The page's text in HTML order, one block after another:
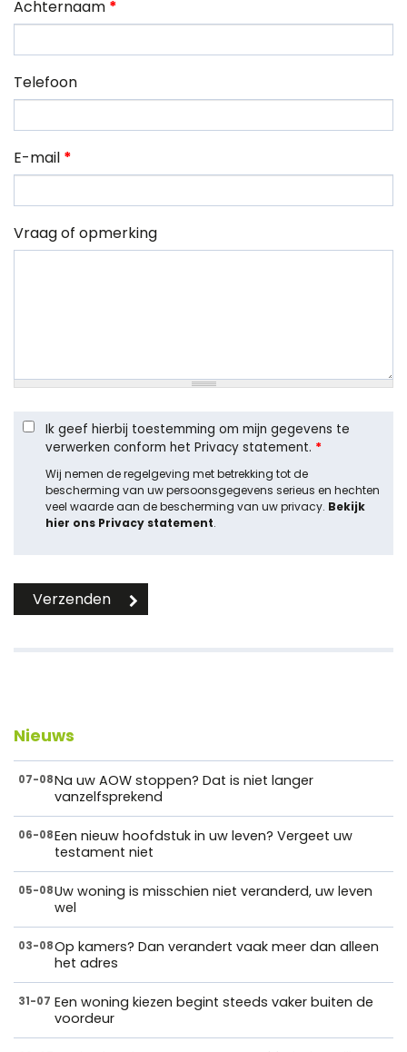
Achternaam *
Telefoon
E-mail *
Vraag of opmerking
Ik geef hierbij toestemming om mijn gegevens te
verwerken conform het Privacy statement. *
Wij nemen de regelgeving met betrekking tot de
bescherming van uw persoonsgegevens serieus en hechten
veel waarde aan de bescherming van uw privacy. Bekijk
hier ons Privacy statement.
Nieuws
07-08Na uw AOW stoppen? Dat is niet langer
vanzelfsprekend
06-08Een nieuw hoofdstuk in uw leven? Vergeet uw
testament niet
05-08Uw woning is misschien niet veranderd, uw leven
wel
03-08Op kamers? Dan verandert vaak meer dan alleen
het adres
31-07 Een woning kiezen begint steeds vaker buiten de
voordeur